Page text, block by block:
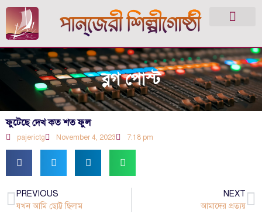
ব্লগ পোস্ট
ফুটেছে দেখ কত শত ফুল
pajerictg November 4, 2023 7:18 pm
PREVIOUS
যখন আমি ছোট্ট ছিলাম
NEXT
আমাদের প্রত্যয়